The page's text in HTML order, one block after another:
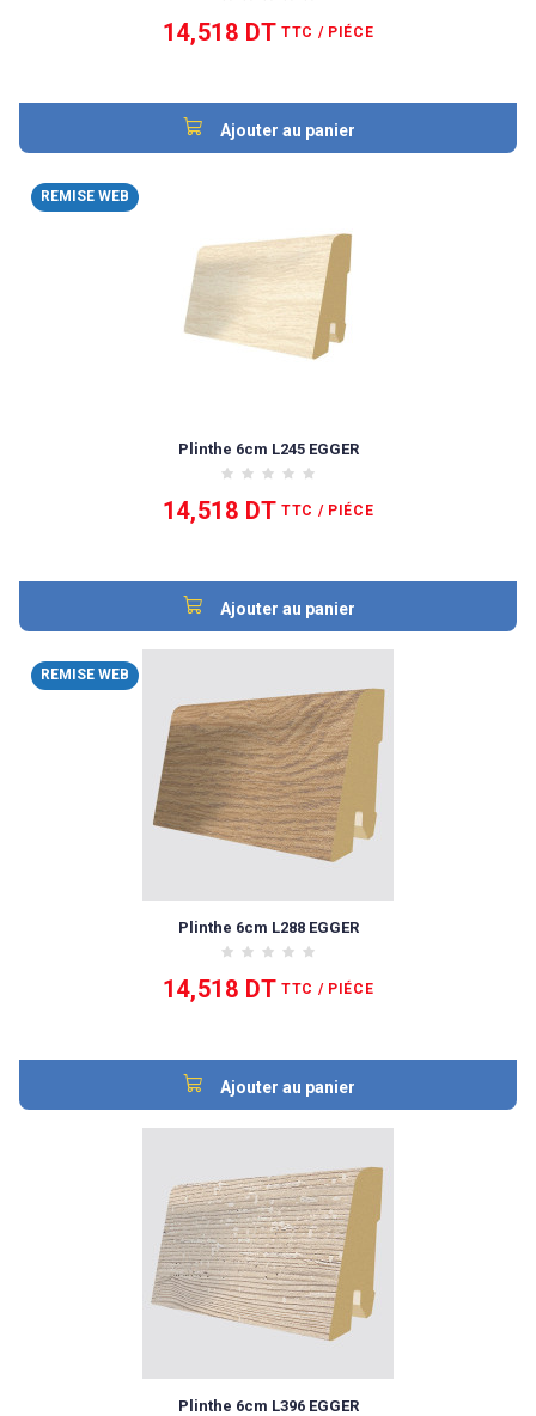
14,518 DT TTC / PIÉCE
Ajouter au panier
REMISE WEB
Plinthe 6cm L245 EGGER
14,518 DT TTC / PIÉCE
Ajouter au panier
REMISE WEB
Plinthe 6cm L288 EGGER
14,518 DT TTC / PIÉCE
Ajouter au panier
Plinthe 6cm L396 EGGER